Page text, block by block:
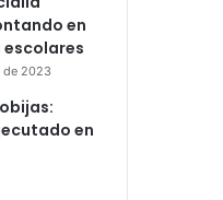
en
escolares
de 2023
en